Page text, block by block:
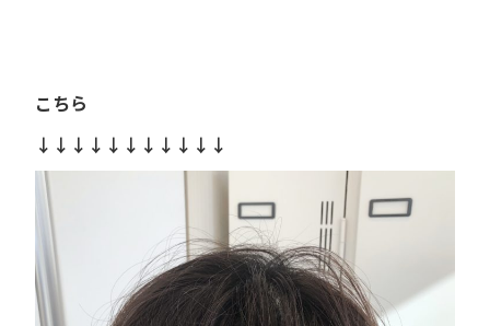
こちら
↓↓↓↓↓↓↓↓↓↓↓